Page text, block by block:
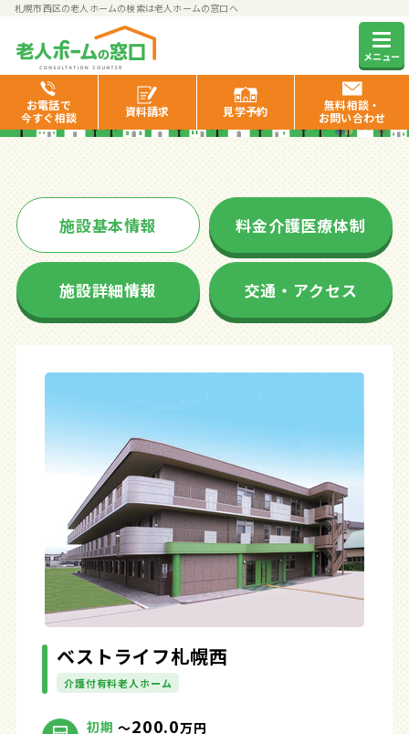
札幌市西区の老人ホームの検索は老人ホームの窓口へ
メニュー
お電話で
今すぐ相談
資料請求 見学予約
無料相談・
お問い合わせ
ベストライフ札幌西
施設基本情報 料金介護医療体制
施設詳細情報 交通・アクセス
ベストライフ札幌西
介護付有料老人ホーム
初期 ～200.0万円